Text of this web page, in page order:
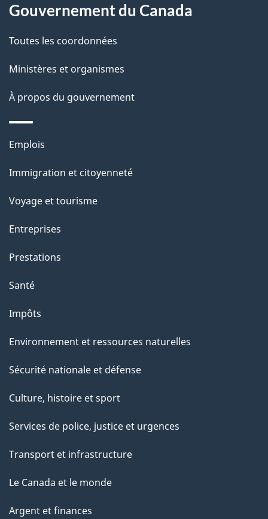
e
l
a
p
a
g
e
Gouvernement du Canada
Toutes les coordonnées
Ministères et organismes
À propos du gouvernement
Thèmes
sujets
Emplois
Immigration et citoyenneté
Voyage et tourisme
Entreprises
Prestations
Santé
Impôts
Environnement et ressources naturelles
Sécurité nationale et défense
Culture, histoire et sport
Services de police, justice et urgences
Transport et infrastructure
Le Canada et le monde
Argent et finances